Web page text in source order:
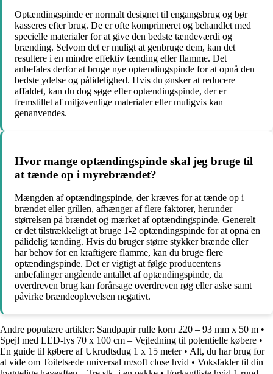
Optændingspinde er normalt designet til engangsbrug og bør
kasseres efter brug. De er ofte komprimeret og behandlet med
specielle materialer for at give den bedste tændeværdi og
brænding. Selvom det er muligt at genbruge dem, kan det
resultere i en mindre effektiv tænding eller flamme. Det
anbefales derfor at bruge nye optændingspinde for at opnå den
bedste ydelse og pålidelighed. Hvis du ønsker at reducere
affaldet, kan du dog søge efter optændingspinde, der er
fremstillet af miljøvenlige materialer eller muligvis kan
genanvendes.
Hvor mange optændingspinde skal jeg bruge til
at tænde op i myrebrændet?
Mængden af optændingspinde, der kræves for at tænde op i
brændet eller grillen, afhænger af flere faktorer, herunder
størrelsen på brændet og mærket af optændingspinde. Generelt
er det tilstrækkeligt at bruge 1-2 optændingspinde for at opnå en
pålidelig tænding. Hvis du bruger større stykker brænde eller
har behov for en kraftigere flamme, kan du bruge flere
optændingspinde. Det er vigtigt at følge producentens
anbefalinger angående antallet af optændingspinde, da
overdreven brug kan forårsage overdreven røg eller aske samt
påvirke brændeoplevelsen negativt.
Andre populære artikler: Sandpapir rulle korn 220 – 93 mm x 50 m •
Spejl med LED-lys 70 x 100 cm – Vejledning til potentielle købere •
En guide til købere af Ukrudtsdug 1 x 15 meter• Alt, du har brug for
at vide om Toiletsæde universal m/soft close hvid • Voksfakler til din